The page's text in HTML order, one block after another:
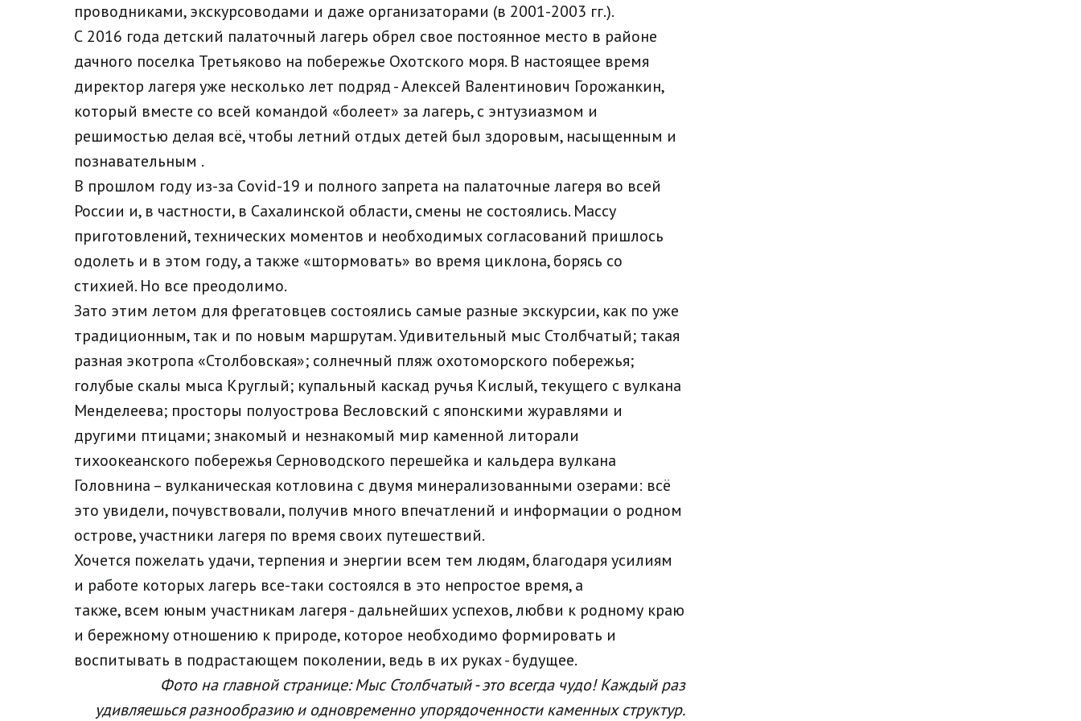
проводниками, экскурсоводами и даже организаторами (в 2001-2003 гг.).
С 2016 года детский палаточный лагерь обрел свое постоянное место в районе
дачного поселка Третьяково на побережье Охотского моря. В настоящее время
директор лагеря уже несколько лет подряд - Алексей Валентинович Горожанкин,
который вместе со всей командой «болеет» за лагерь, с энтузиазмом и
решимостью делая всё, чтобы летний отдых детей был здоровым, насыщенным и
познавательным .
В прошлом году из-за Сovid-19 и полного запрета на палаточные лагеря во всей
России и, в частности, в Сахалинской области, смены не состоялись. Массу
приготовлений, технических моментов и необходимых согласований пришлось
одолеть и в этом году, а также «штормовать» во время циклона, борясь со
стихией. Но все преодолимо.
Зато этим летом для фрегатовцев состоялись самые разные экскурсии, как по уже
традиционным, так и по новым маршрутам. Удивительный мыс Столбчатый; такая
разная экотропа «Столбовская»; солнечный пляж охотоморского побережья;
голубые скалы мыса Круглый; купальный каскад ручья Кислый, текущего с вулкана
Менделеева; просторы полуострова Весловский с японскими журавлями и
другими птицами; знакомый и незнакомый мир каменной литорали
тихоокеанского побережья Серноводского перешейка и кальдера вулкана
Головнина – вулканическая котловина с двумя минерализованными озерами: всё
это увидели, почувствовали, получив много впечатлений и информации о родном
острове, участники лагеря по время своих путешествий.
Хочется пожелать удачи, терпения и энергии всем тем людям, благодаря усилиям
и работе которых лагерь все-таки состоялся в это непростое время, а
также, всем юным участникам лагеря - дальнейших успехов, любви к родному краю
и бережному отношению к природе, которое необходимо формировать и
воспитывать в подрастающем поколении, ведь в их руках - будущее.
Фото на главной странице: Мыс Столбчатый - это всегда чудо! Каждый раз
удивляешься разнообразию и одновременно упорядоченности каменных структур.